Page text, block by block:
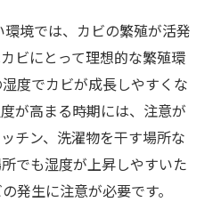
境では、カビの繁殖が活発
ビにとって理想的な繁殖環
度でカビが成長しやすくな
が高まる時期には、注意が
チン、洗濯物を干す場所な
でも湿度が上昇しやすいた
発生に注意が必要です。